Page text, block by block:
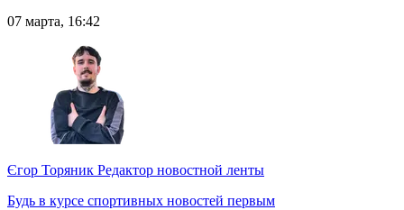
07 марта, 16:42
Єгор Торяник Редактор новостной ленты
Будь в курсе спортивных новостей первым